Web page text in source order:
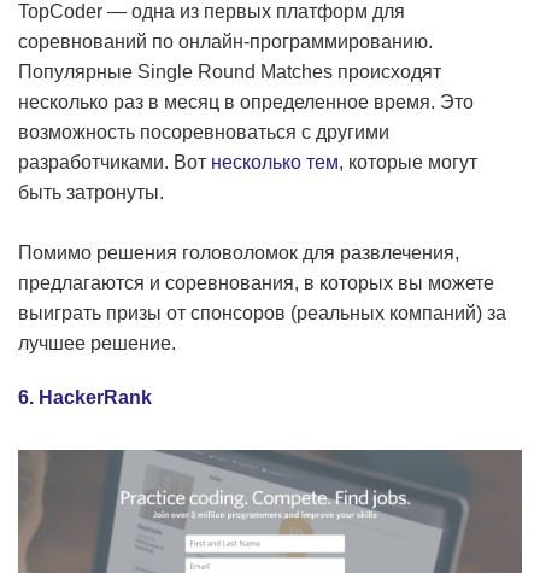
TopCoder — одна из первых платформ для
соревнований по онлайн-программированию.
Популярные Single Round Matches происходят
несколько раз в месяц в определенное время. Это
возможность посоревноваться с другими
разработчиками. Вот несколько тем, которые могут
быть затронуты.
Помимо решения головоломок для развлечения,
предлагаются и соревнования, в которых вы можете
выиграть призы от спонсоров (реальных компаний) за
лучшее решение.
6. HackerRank